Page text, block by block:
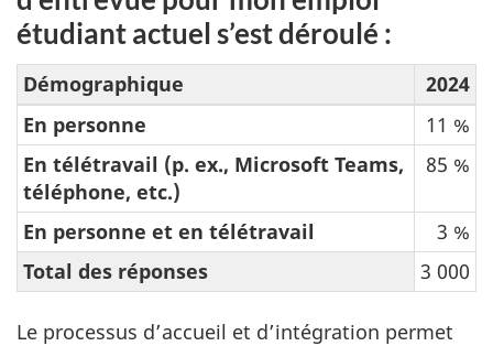
étudiant actuel s’est déroulé :
Démographique
2024
En personne
11 %
En télétravail (p. ex., Microsoft Teams,
téléphone, etc.)
85 %
En personne et en télétravail
3 %
Total des réponses
3 000
Le processus d’accueil et d’intégration permet